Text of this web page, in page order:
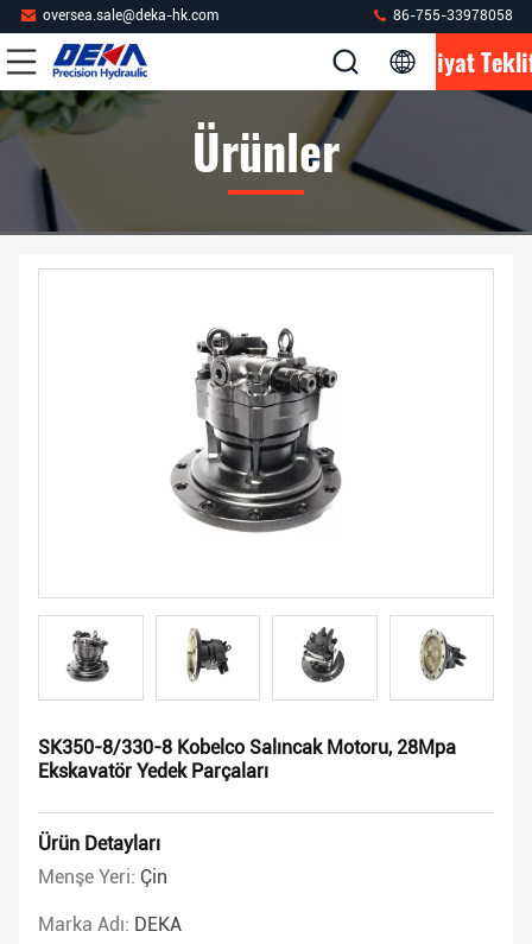
oversea.sale@deka-hk.com 86-755-33978058
Fiyat
Ürünler
SK350-8/330-8 Kobelco Salıncak Motoru, 28Mpa
Ekskavatör Yedek Parçaları
Ürün Detayları
Menşe Yeri: Çin
Marka Adı: DEKA